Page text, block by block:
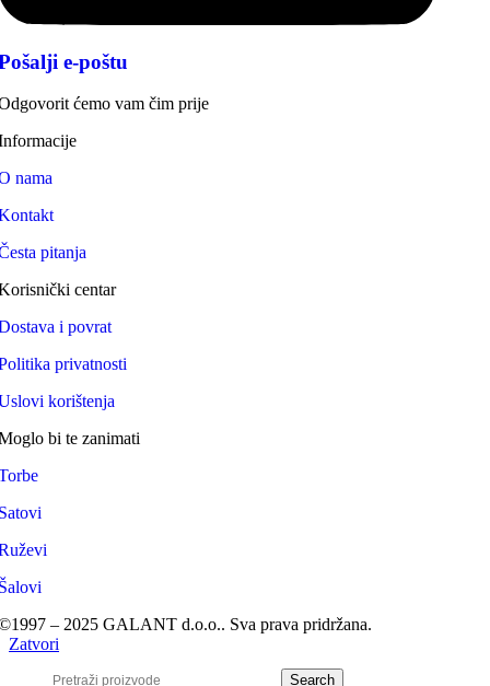
e-poštu
ćemo vam čim prije
nama
pitanja
centar
i povrat
privatnosti
korištenja
bi te zanimati
– 2025 GALANT d.o.o.. Sva prava pridržana.
Zatvori
Search